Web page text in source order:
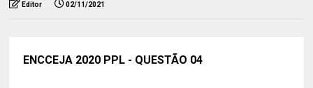
Editor 02/11/2021
ENCCEJA 2020 PPL - QUESTÃO 04